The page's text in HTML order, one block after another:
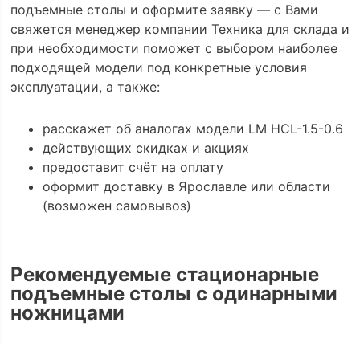
подъемные столы и оформите заявку — с Вами
свяжется менеджер компании Техника для склада и
при необходимости поможет с выбором наиболее
подходящей модели под конкретные условия
эксплуатации, а также:
расскажет об аналогах модели LM HCL-1.5-0.6
действующих скидках и акциях
предоставит счёт на оплату
оформит доставку в Ярославле или области
(возможен самовывоз)
Рекомендуемые стационарные
подъемные столы с одинарными
ножницами